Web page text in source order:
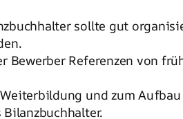
sollte gut
Bewerber Referenzen von
und zum